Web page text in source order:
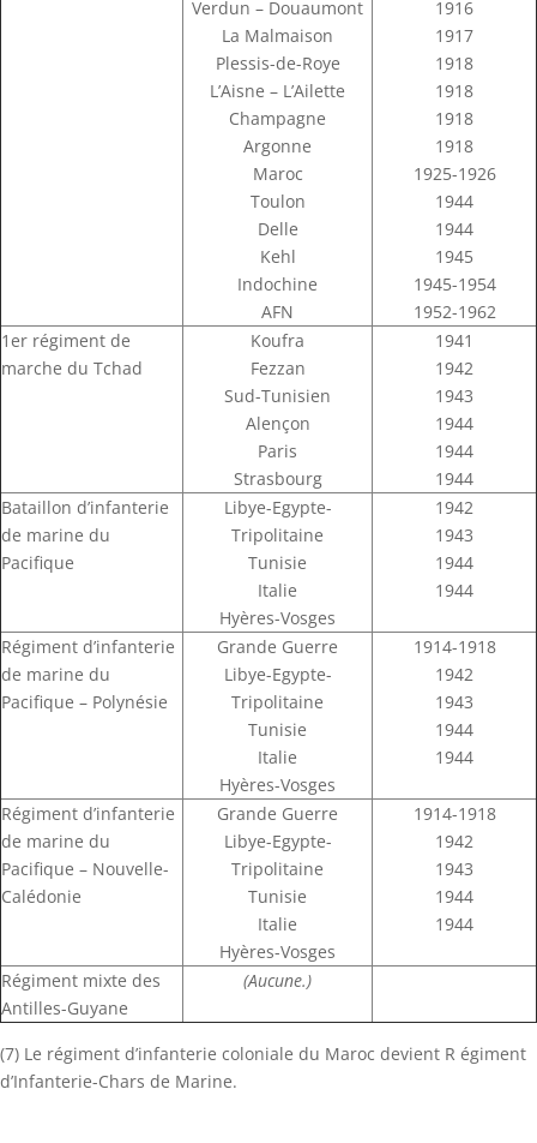
Verdun – Douaumont
La Malmaison
Plessis-de-Roye
L’Aisne – L’Ailette
Champagne
Argonne
Maroc
Toulon
Delle
Kehl
Indochine
AFN
1916
1917
1918
1918
1918
1918
1925-1926
1944
1944
1945
1945-1954
1952-1962
1er régiment de
marche du Tchad
Koufra
Fezzan
Sud-Tunisien
Alençon
Paris
Strasbourg
1941
1942
1943
1944
1944
1944
Bataillon d’infanterie
de marine du
Pacifique
Libye-Egypte-
Tripolitaine
Tunisie
Italie
Hyères-Vosges
1942
1943
1944
1944
Régiment d’infanterie
de marine du
Pacifique – Polynésie
Grande Guerre
Libye-Egypte-
Tripolitaine
Tunisie
Italie
Hyères-Vosges
1914-1918
1942
1943
1944
1944
Régiment d’infanterie
de marine du
Pacifique – Nouvelle-
Calédonie
Grande Guerre
Libye-Egypte-
Tripolitaine
Tunisie
Italie
Hyères-Vosges
1914-1918
1942
1943
1944
1944
Régiment mixte des
Antilles-Guyane
(Aucune.)
(7) Le régiment d’infanterie coloniale du Maroc devient R égiment
d’Infanterie-Chars de Marine.